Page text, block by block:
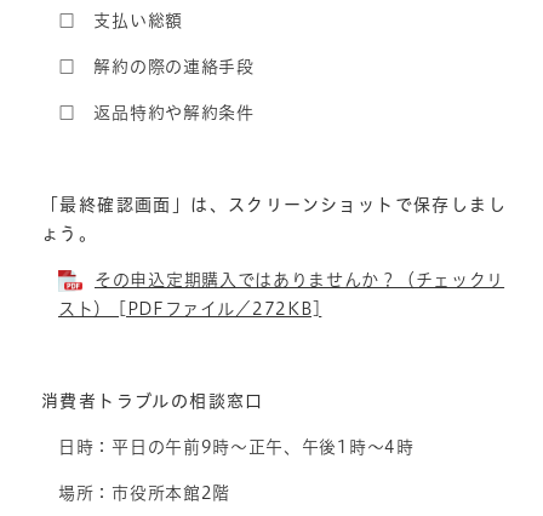
□ 支払い総額
□ 解約の際の連絡手段
□ 返品特約や解約条件
「最終確認画面」は、スクリーンショットで保存しまし
ょう。
その申込定期購入ではありませんか？（チェックリ
スト） [PDFファイル／272KB]
消費者トラブルの相談窓口
日時：平日の午前9時～正午、午後1時～4時
場所：市役所本館2階